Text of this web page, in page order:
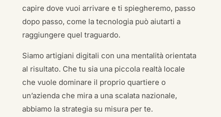
capire dove vuoi arrivare e ti spiegheremo, passo
dopo passo, come la tecnologia può aiutarti a
raggiungere quel traguardo.
Siamo artigiani digitali con una mentalità orientata
al risultato. Che tu sia una piccola realtà locale
che vuole dominare il proprio quartiere o
un’azienda che mira a una scalata nazionale,
abbiamo la strategia su misura per te.